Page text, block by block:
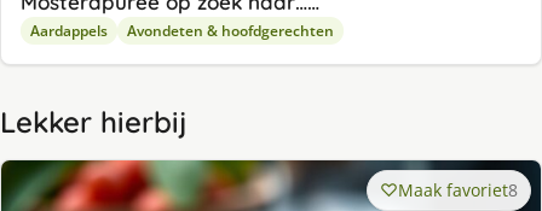
Aardappels Avondeten & hoofdgerechten
Lekker hierbij
Maak favoriet8